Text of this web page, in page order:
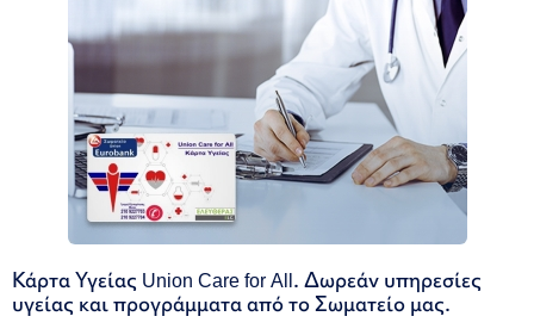
Κάρτα Υγείας Union Care for All. Δωρεάν υπηρεσίες
υγείας και προγράμματα από το Σωματείο μας.